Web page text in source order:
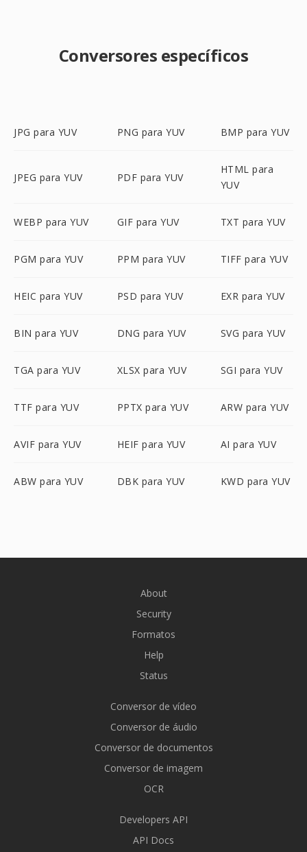
Conversores específicos
JPG para YUV PNG para YUV BMP para YUV
JPEG para YUV PDF para YUV
HTML para
YUV
WEBP para YUV GIF para YUV TXT para YUV
PGM para YUV PPM para YUV TIFF para YUV
HEIC para YUV PSD para YUV EXR para YUV
BIN para YUV DNG para YUV SVG para YUV
TGA para YUV XLSX para YUV SGI para YUV
TTF para YUV PPTX para YUV ARW para YUV
AVIF para YUV HEIF para YUV AI para YUV
ABW para YUV DBK para YUV KWD para YUV
About
Security
Formatos
Help
Status
Conversor de vídeo
Conversor de áudio
Conversor de documentos
Conversor de imagem
OCR
Developers API
API Docs